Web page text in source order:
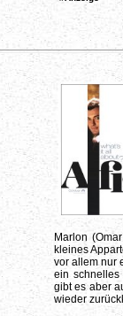
Marlon
kleines
vor allem nur
ein schnelles
gibt es aber
wieder